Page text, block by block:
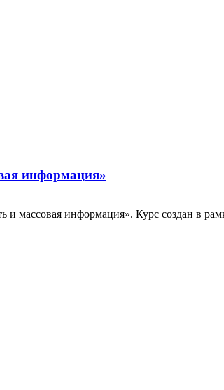
информация»
массовая информация». Курс создан в